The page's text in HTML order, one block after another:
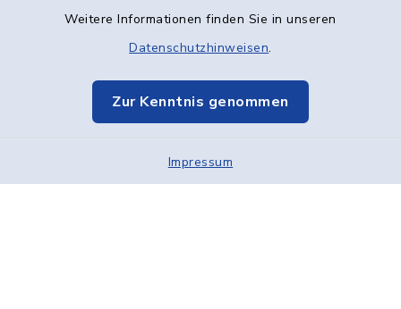
Weitere Informationen finden Sie in unseren
Datenschutzhinweisen.
Zur Kenntnis genommen
Impressum
Datenschutz
Elektronische Kommunikation
Sitemap